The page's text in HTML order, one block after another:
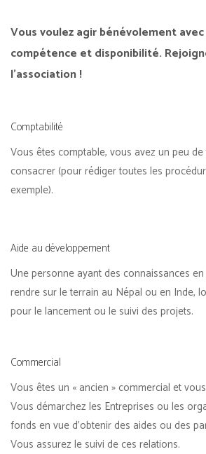
Vous voulez agir bénévolement avec
compétence et disponibilité.
l’association !
Comptabilité
Vous êtes comptable, vous avez un peu
consacrer (pour rédiger toutes les
exemple).
Aide au développement
Une personne ayant des connaissances
rendre sur le terrain au Népal ou en Inde,
pour le lancement ou le suivi des projets.
Commercial
Vous êtes un « ancien » commercial et
Vous démarchez les Entreprises ou les
fonds en vue d’obtenir des aides ou des
Vous assurez le suivi de ces relations.